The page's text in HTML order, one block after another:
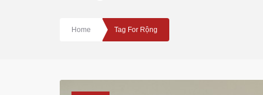
Home Tag For Rộng